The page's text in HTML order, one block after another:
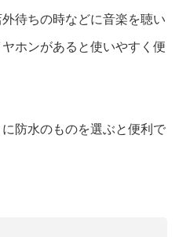
待ちの時などに音楽を聴い
ホンがあると使いやすく便
防水のものを選ぶと便利で